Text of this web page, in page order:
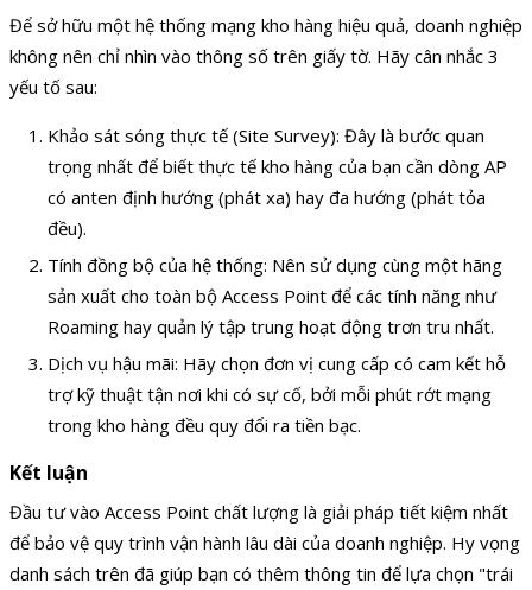
Để sở hữu một hệ thống mạng kho hàng hiệu quả, doanh nghiệp
không nên chỉ nhìn vào thông số trên giấy tờ. Hãy cân nhắc 3
yếu tố sau:
Khảo sát sóng thực tế (Site Survey): Đây là bước quan
trọng nhất để biết thực tế kho hàng của bạn cần dòng AP
có anten định hướng (phát xa) hay đa hướng (phát tỏa
đều).
Tính đồng bộ của hệ thống: Nên sử dụng cùng một hãng
sản xuất cho toàn bộ Access Point để các tính năng như
Roaming hay quản lý tập trung hoạt động trơn tru nhất.
Dịch vụ hậu mãi: Hãy chọn đơn vị cung cấp có cam kết hỗ
trợ kỹ thuật tận nơi khi có sự cố, bởi mỗi phút rớt mạng
trong kho hàng đều quy đổi ra tiền bạc.
Kết luận
Đầu tư vào Access Point chất lượng là giải pháp tiết kiệm nhất
để bảo vệ quy trình vận hành lâu dài của doanh nghiệp. Hy vọng
danh sách trên đã giúp bạn có thêm thông tin để lựa chọn "trái